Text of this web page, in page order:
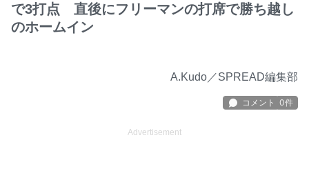
で3打点 直後にフリーマンの打席で勝ち越し
のホームイン
A.Kudo／SPREAD編集部
Advertisement